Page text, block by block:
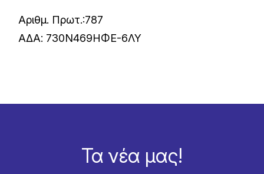
Αριθμ. Πρωτ.:787
ΑΔΑ: 730Ν469ΗΦΕ-6ΛΥ
Τα νέα μας!